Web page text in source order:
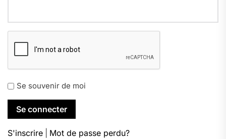
Se souvenir de moi
S'inscrire Mot de passe perdu?